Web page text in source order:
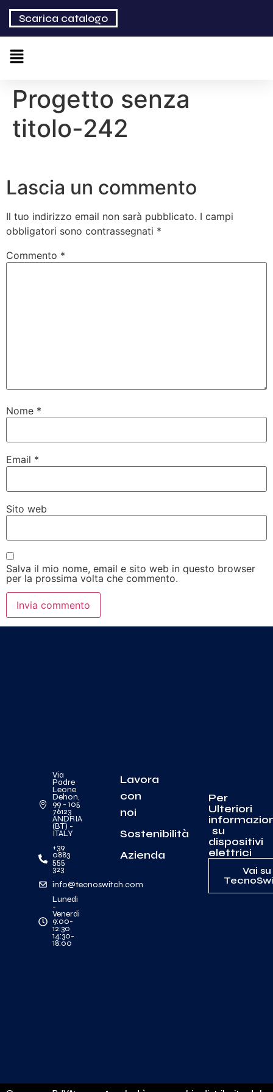
Scarica catalogo
Progetto senza
titolo-242
Lascia un commento
Il tuo indirizzo email non sarà pubblicato. I campi
obbligatori sono contrassegnati *
Commento *
Nome *
Email *
Sito web
Salva il mio nome, email e sito web in questo browser
per la prossima volta che commento.
Via
Padre
Leone
Dehon,
99 - 105
76123
ANDRIA
(BT) -
ITALY
+39
0883
555
323
info@tecnoswitch.com
Lunedi
-
Venerdi
9:00-
12:30
14:30-
18:00
Lavora
con
noi
Sostenibilità
Azienda
Per
Ulteriori
su
dispositivi
elettrici
Vai su